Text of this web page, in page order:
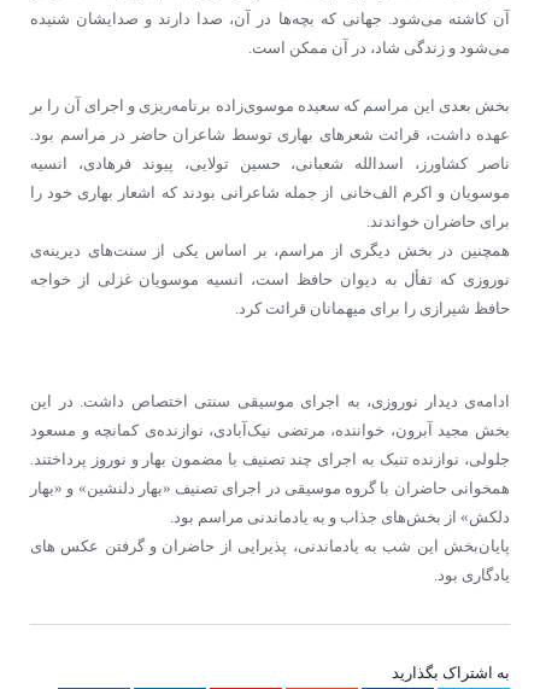
آن کاشته می‌شود. جهانی که بچه‌ها در آن، صدا دارند و صدایشان شنیده
می‌شود و زندگی شاد، در آن ممکن است.
بخش بعدی این مراسم که سعیده موسوی‌زاده برنامه‌ریزی و اجرای آن را بر
عهده داشت، قرائت شعرهای بهاری توسط شاعران حاضر در مراسم بود.
ناصر کشاورز، اسدالله شعبانی، حسین تولایی، پیوند فرهادی، انسیه
موسویان و اکرم الف‌خانی از جمله شاعرانی بودند که اشعار بهاری خود را
برای حاضران خواندند.
همچنین در بخش دیگری از مراسم، بر اساس یکی از سنت‌های دیرینه‌ی
نوروزی که تفأل به دیوان حافظ است، انسیه موسویان غزلی از خواجه
حافظ شیرازی را برای میهمانان قرائت کرد.
ادامه‌ی دیدار نوروزی، به اجرای موسیقی سنتی اختصاص داشت. در این
بخش مجید آبرون، خواننده، مرتضى نیک‌‌آبادی، نوازنده‌ی کمانچه و مسعود
جلولی، نوازنده تنبک به اجرای چند تصنیف با مضمون بهار و نوروز پرداختند.
همخوانی حاضران با گروه موسیقی در اجرای تصنیف «بهار دلنشین» و «بهار
دلکش» از بخش‌های جذاب و به یادماندنی مراسم بود.
پایان‌بخش این شب به یادماندنی، پذیرایی از حاضران و گرفتن عکس های
یادگاری بود.
به اشتراک بگذارید